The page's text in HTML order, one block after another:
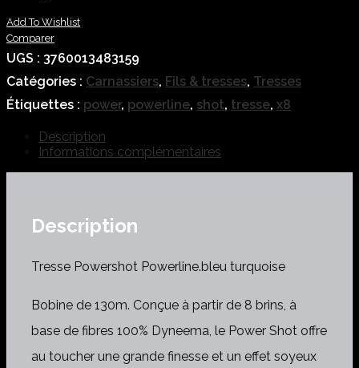
Add To Wishlist
Comparer
UGS : 3760013483159
Catégories : Carnassiers, Fils & tresses, Tresses
Étiquettes : power, powerline, shot, tresse, x8
Description
Informations complémentaires
Description
Tresse Powershot Powerline.bleu turquoise
Bobine de 130m. Conçue à partir de 8 brins, à
base de fibres 100% Dyneema, le Power Shot offre
au toucher une grande finesse et un effet soyeux